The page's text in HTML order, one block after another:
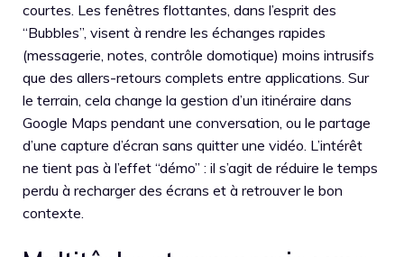
courtes. Les fenêtres flottantes, dans l’esprit des
“Bubbles”, visent à rendre les échanges rapides
(messagerie, notes, contrôle domotique) moins intrusifs
que des allers-retours complets entre applications. Sur
le terrain, cela change la gestion d’un itinéraire dans
Google Maps pendant une conversation, ou le partage
d’une capture d’écran sans quitter une vidéo. L’intérêt
ne tient pas à l’effet “démo” : il s’agit de réduire le temps
perdu à recharger des écrans et à retrouver le bon
contexte.